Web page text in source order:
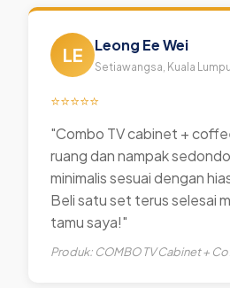
LE Leong Ee Wei
Setiawangsa, Kuala
⭐⭐⭐⭐⭐
"Combo TV cabinet +
ruang dan nampak
minimalis sesuai dengan
Beli satu set terus selesai
tamu saya!"
Produk: COMBO TV Cabinet +